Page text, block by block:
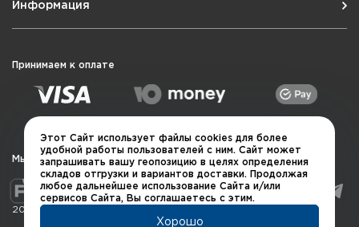
Информация
Принимаем к оплате
Мы в социальных сетях
2026 © QUARTA "Оружейный квартал"
Этот Сайт использует файлы cookies для более
удобной работы пользователей с ним. Сайт может
запрашивать вашу геопозицию в целях определения
складов отгрузки и вариантов доставки. Продолжая
любое дальнейшее использование Сайта и/или
сервисов Сайта, Вы соглашаетесь с этим.
Хорошо